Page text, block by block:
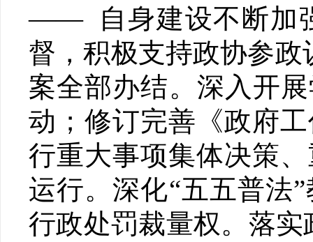
—— 自身建设不断加
督，积极支持政协参
案全部办结。深入开
动；修订完善《政府
行重大事项集体决策
运行。深化“五五普法
行政处罚裁量权。落